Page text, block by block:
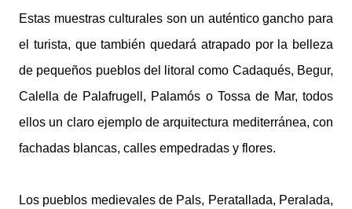
Estas muestras culturales son un auténtico gancho para
el turista, que también quedará atrapado por la belleza
de pequeños pueblos del litoral como Cadaqués, Begur,
Calella de Palafrugell, Palamós o Tossa de Mar, todos
ellos un claro ejemplo de arquitectura mediterránea, con
fachadas blancas, calles empedradas y flores.
Los pueblos medievales de Pals, Peratallada, Peralada,